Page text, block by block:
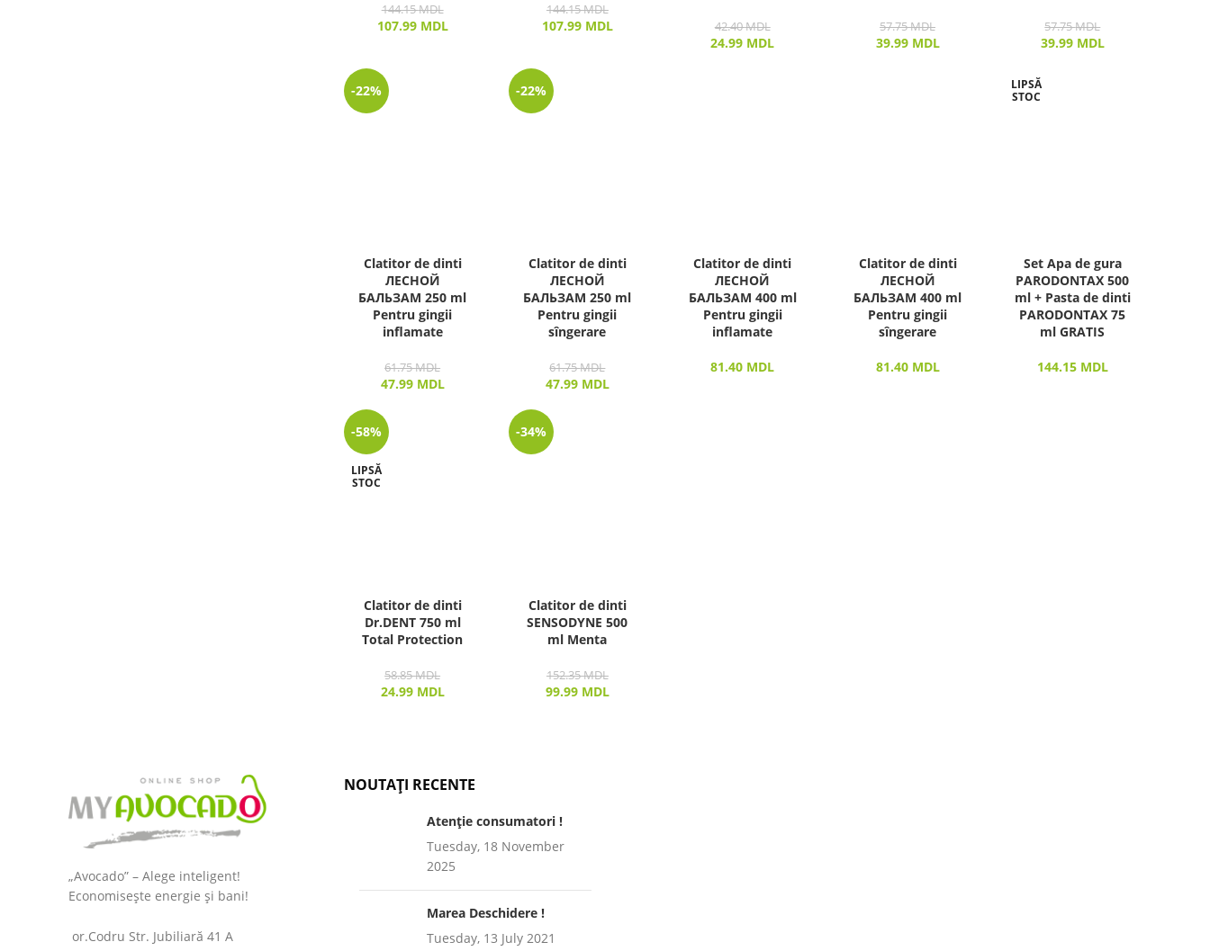
144.15MDL
107.99 MDL
144.15MDL
107.99 MDL 42.40MDL
24.99 MDL
57.75MDL
39.99 MDL
57.75MDL
39.99 MDL
-22%
Clatitor de dinti
ЛЕСНОЙ
БАЛЬЗАМ 250 ml
Pentru gingii
inflamate
61.75MDL
47.99 MDL
-22%
Clatitor de dinti
ЛЕСНОЙ
БАЛЬЗАМ 250 ml
Pentru gingii
sîngerare
61.75MDL
47.99 MDL
Clatitor de dinti
ЛЕСНОЙ
БАЛЬЗАМ 400 ml
Pentru gingii
inflamate
81.40 MDL
Clatitor de dinti
ЛЕСНОЙ
БАЛЬЗАМ 400 ml
Pentru gingii
sîngerare
81.40 MDL
LIPSĂ
STOC
Set Apa de gura
PARODONTAX 500
ml + Pasta de dinti
PARODONTAX 75
ml GRATIS
144.15 MDL
-58%
LIPSĂ
STOC
Сlatitor de dinti
Dr.DENT 750 ml
Total Protection
58.85MDL
24.99 MDL
-34%
Clatitor de dinti
SENSODYNE 500
ml Menta
152.35MDL
99.99 MDL
„Avocado” – Alege inteligent!
Economisește energie și bani!
or.Codru Str. Jubiliară 41 A
NOUTAȚI RECENTE
Atenție consumatori !
Tuesday, 18 November
2025
Marea Deschidere !
Tuesday, 13 July 2021